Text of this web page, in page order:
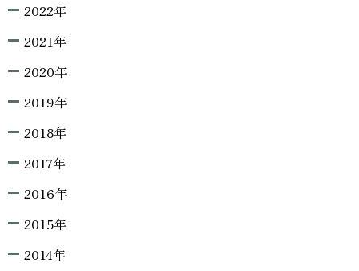
2022年
2021年
2020年
2019年
2018年
2017年
2016年
2015年
2014年